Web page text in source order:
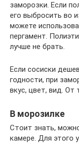
заморозки. Если
его выбросить во
можете
пергамент.
лучше не брать.
Если сосиски
годности, при
вкус, цвет, вид. От
В морозилке
Стоит знать,
камере. Для этого